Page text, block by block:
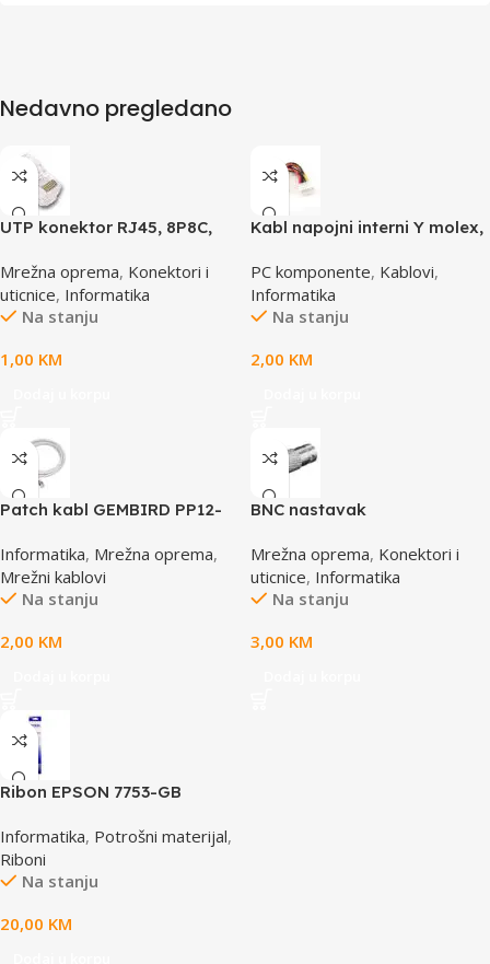
Nedavno pregledano
UTP konektor RJ45, 8P8C,
Mrežna oprema, Konektori i
uticnice, Informatika
Na stanju
1,00 KM
Kabl napojni interni Y molex,
4pin 1x female to 2x male
PC komponente, Kablovi,
Informatika
Na stanju
2,00 KM
Patch kabl GEMBIRD PP12-
Informatika, Mrežna oprema,
Mrežni kablovi
Na stanju
2,00 KM
BNC nastavak
Mrežna oprema, Konektori i
uticnice, Informatika
Na stanju
3,00 KM
Ribon EPSON 7753-GB
/4X0/5X0/8X0 (A4)S015633
Informatika, Potrošni materijal,
Riboni
Na stanju
20,00 KM